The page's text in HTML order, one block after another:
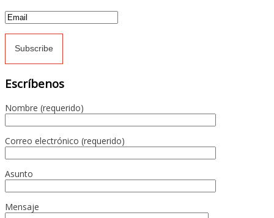
Escríbenos
Nombre (requerido)
Correo electrónico (requerido)
Asunto
Mensaje